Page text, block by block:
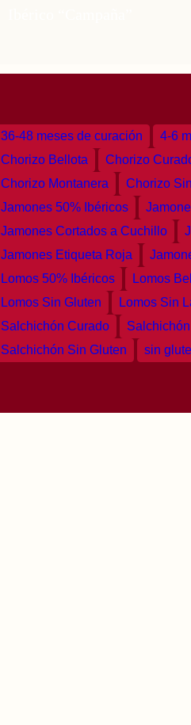
36-48 meses de curación 4-6
Chorizo Bellota
Chorizo
Chorizo Montanera
Chorizo
Jamones 50% Ibéricos
Jamones Cortados a Cuchillo
Jamones Etiqueta Roja
Lomos 50% Ibéricos
Lomos
Lomos Sin Gluten
Lomos Sin
Salchichón Curado
Salchichón Sin Gluten
sin